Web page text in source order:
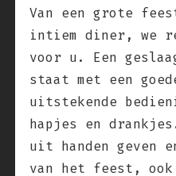
Van een grote
intiem diner, we
voor u. Een
staat met een
uitstekende
hapjes en
uit handen geven
van het feest, ook